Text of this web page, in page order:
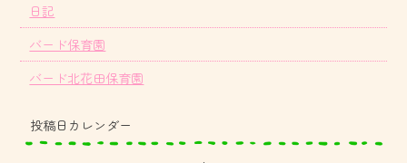
日記
バード保育園
バード北花田保育園
投稿日カレンダー